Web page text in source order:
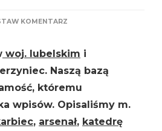
KOMENTARZ
woj. lubelskim i
Naszą bazą
któremu
wpisów. Opisaliśmy m.
, arsenał, katedrę